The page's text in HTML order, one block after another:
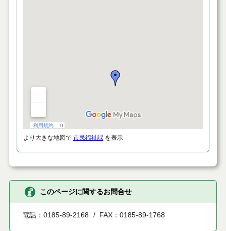
より大きな地図で 市民福祉課を表示
このページに関するお問合せ
電話：0185-89-2168 FAX：0185-89-1768